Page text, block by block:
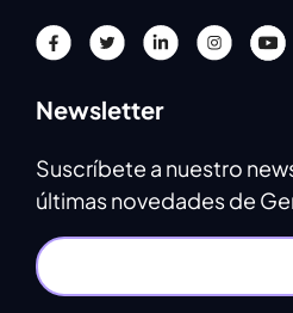
Newsletter
Suscríbete a nuestro
últimas novedades de